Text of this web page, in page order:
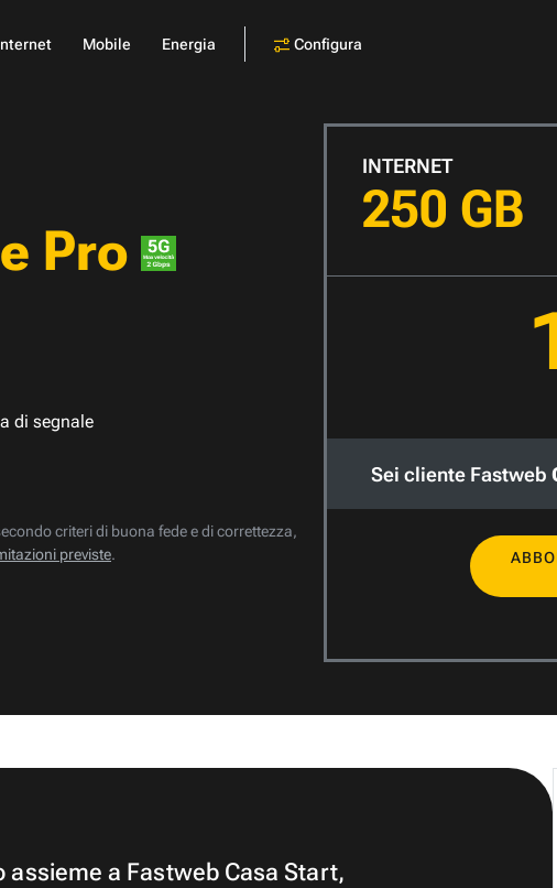
Mobile Energia Configura
Pro
INTERNET
250 GB
Sei cliente Fastweb
di segnale
criteri di buona fede e di correttezza,
previste.
assieme a Fastweb Casa Start,